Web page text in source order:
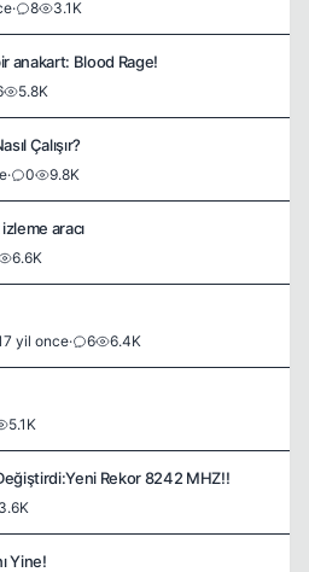
· 8 3.1K
anakart: Blood Rage!
5.8K
Çalışır?
· 0 9.8K
aracı
6.6K
yil once· 6 6.4K
5.1K
Rekor 8242 MHZ!!
3.6K
Yine!